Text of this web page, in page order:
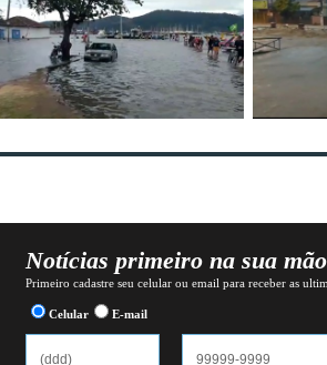
Notícias primeiro na sua mão
Primeiro cadastre seu celular ou email para receber as
Celular E-mail